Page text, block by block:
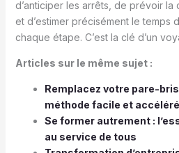
d’anticiper les arrêts, de prévoir la
et d’estimer précisément le temps
chaque étape. C’est la clé d’un
Articles sur le même sujet :
Remplacez votre pare-
méthode facile et
Se former autrement :
au service de tous